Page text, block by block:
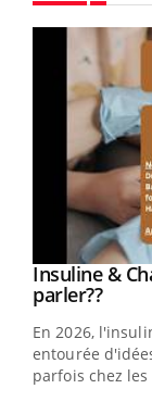
Youtube
Insuline &
parler??
En 2026,
entourée
parfois chez